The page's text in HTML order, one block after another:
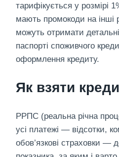
тарифікується у розмірі
мають промокоди на інші
можуть отримати
паспорті споживчого
оформлення кредиту.
Як взяти
РРПС (реальна річна
усі платежі — відсотки,
обов’язкові страховки —